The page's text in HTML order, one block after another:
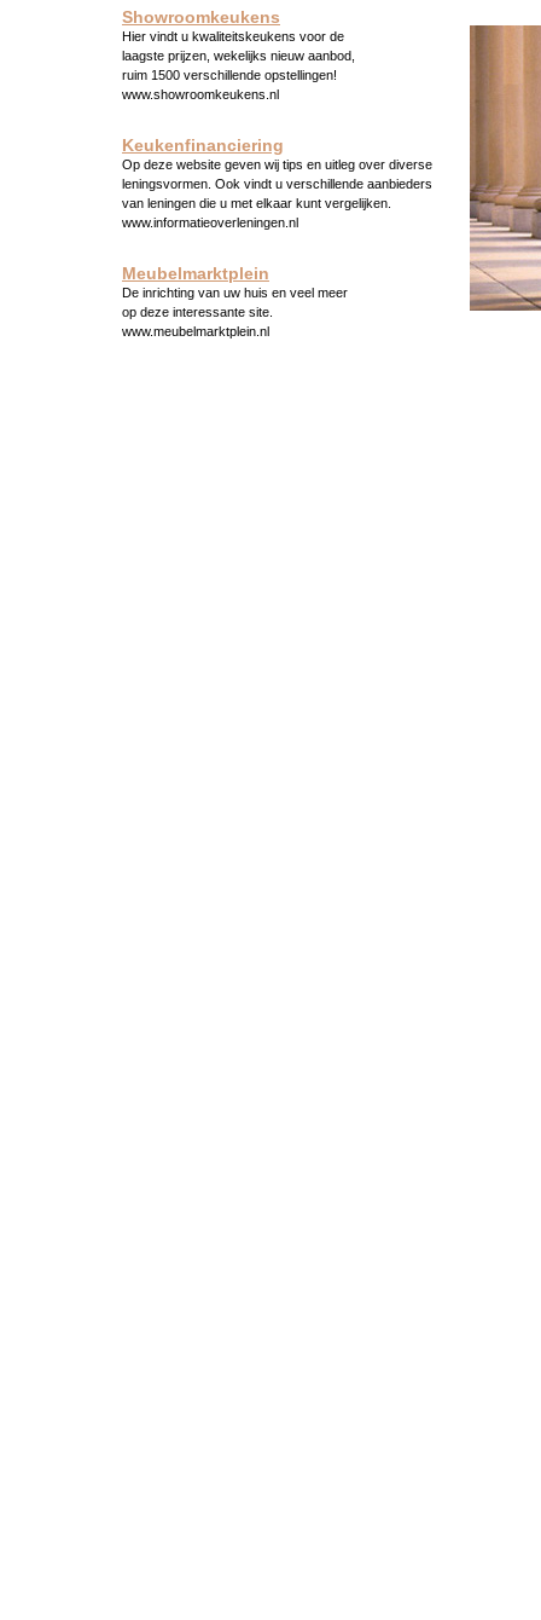
Showroomkeukens
Hier vindt u kwaliteitskeukens voor de
laagste prijzen, wekelijks nieuw aanbod,
ruim 1500 verschillende opstellingen!
www.showroomkeukens.nl
Keukenfinanciering
Op deze website geven wij tips en uitleg over diverse
leningsvormen. Ook vindt u verschillende aanbieders
van leningen die u met elkaar kunt vergelijken.
www.informatieoverleningen.nl
Meubelmarktplein
De inrichting van uw huis en veel meer
op deze interessante site.
www.meubelmarktplein.nl